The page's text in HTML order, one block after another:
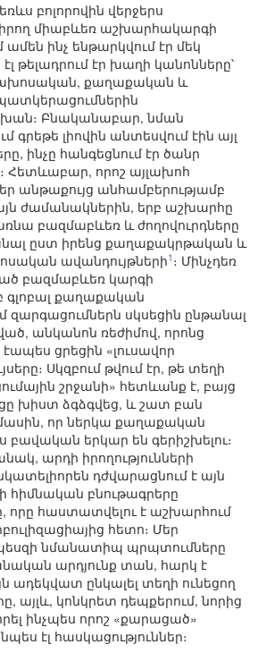
բոլորովին վերջերս
միաբևեռ աշխարհակարգի
ինչ ենթարկվում էր մեկ
թելադրում էր խաղի կանոնները՝
քաղաքական և
Բնականաբար, նման
գրեթե լիովին անտեսվում էին այլ
ինչը հանգեցնում էր ծանր
Հետևաբար, որոշ այլախոհ
անթաքույց անհամբերությամբ
ժամանակներին, երբ աշխարհը
բազմաբևեռ և ժողովուրդները
ըստ իրենց քաղաքակրթական և
ավանդույթների1 ։ Մինչդեռ
բազմաբևեռ կարգի
քաղաքական
զարգացումներն սկսեցին ընթանալ
անկանոն ռեժիմով, որոնց
ցրեցին «լուսավոր
Սկզբում թվում էր, թե տեղի
շրջանի» հետևանք է, բայց
խիստ ձգձգվեց, և շատ բան
մասին, որ ներկա քաղաքական
բավական երկար են գերիշխելու։
արդի իրողությունների
դժվարացնում է այն
բնութագրերը
որը հաստատվելու է աշխարհում
հետո։ Մեր
նմանատիպ պրպտումները
արդյունք տան, հարկ է
ադեկվատ ընկալել տեղի ունեցող
այլև, կոնկրետ դեպքերում, նորից
ինչպես որոշ «քարացած»
էլ հասկացություններ։